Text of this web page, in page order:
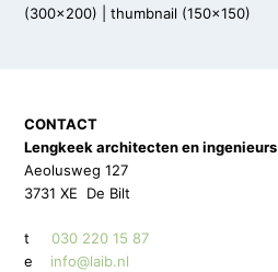
(300x200) |thumbnail (150x150)
CONTACT
Lengkeek architecten en ingenieurs
Aeolusweg 127
3731 XE De Bilt
t030 220 15 87
e info@laib.nl